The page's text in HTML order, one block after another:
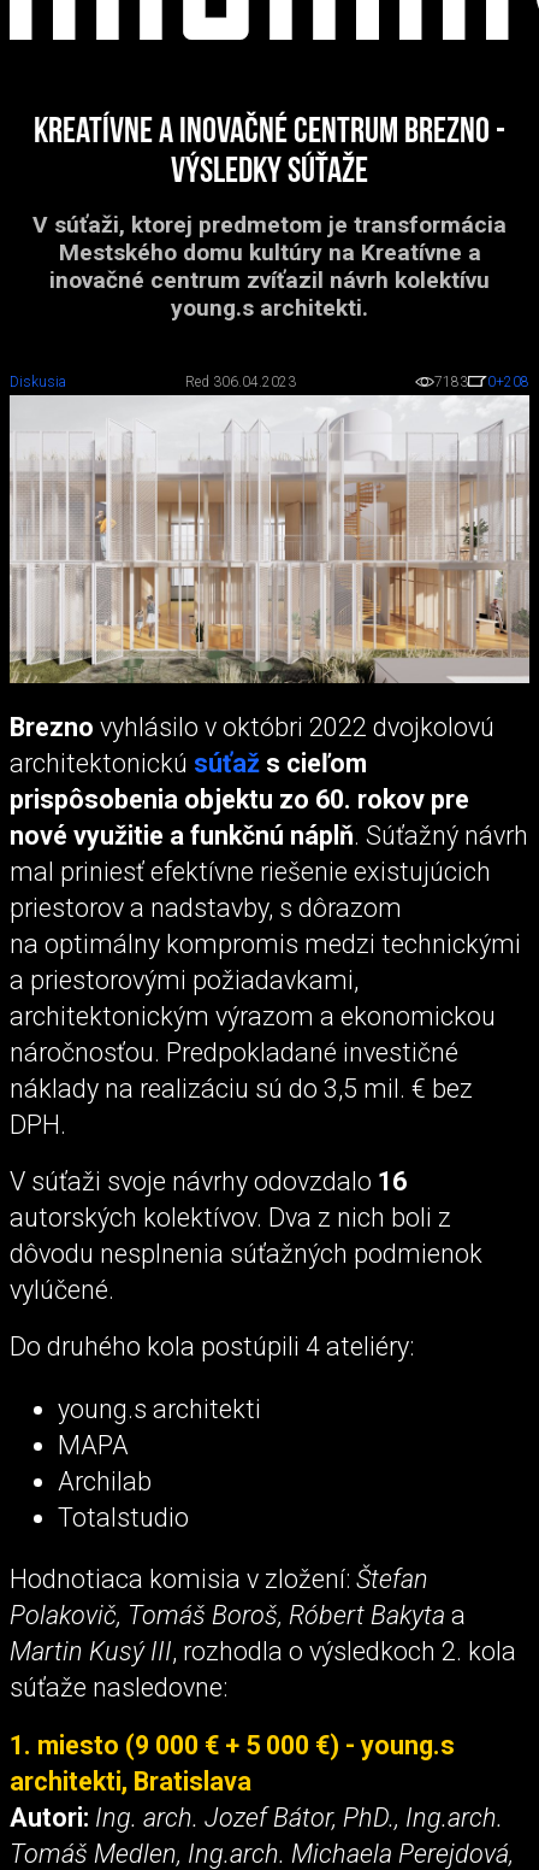
Kreatívne a inovačné centrum Brezno -
výsledky súťaže
V súťaži, ktorej predmetom je transformácia
Mestského domu kultúry na Kreatívne a
inovačné centrum zvíťazil návrh kolektívu
young.s architekti.
Diskusia Red 306.04.2023 7183 0+208
Brezno vyhlásilo v októbri 2022 dvojkolovú
architektonickú súťaž s cieľom
prispôsobenia objektu zo 60. rokov pre
nové využitie a funkčnú náplň. Súťažný návrh
mal priniesť efektívne riešenie existujúcich
priestorov a nadstavby, s dôrazom
na optimálny kompromis medzi technickými
a priestorovými požiadavkami,
architektonickým výrazom a ekonomickou
náročnosťou. Predpokladané investičné
náklady na realizáciu sú do 3,5 mil. € bez
DPH.
V súťaži svoje návrhy odovzdalo 16
autorských kolektívov. Dva z nich boli z
dôvodu nesplnenia súťažných podmienok
vylúčené.
Do druhého kola postúpili 4 ateliéry:
young.s architekti
MAPA
Archilab
Totalstudio
Hodnotiaca komisia v zložení: Štefan
Polakovič, Tomáš Boroš, Róbert Bakyta a
Martin Kusý III, rozhodla o výsledkoch 2. kola
súťaže nasledovne:
1. miesto (9 000 € + 5 000 €) - young.s
architekti, Bratislava
Autori: Ing. arch. Jozef Bátor, PhD., Ing.arch.
Tomáš Medlen, Ing.arch. Michaela Perejdová,